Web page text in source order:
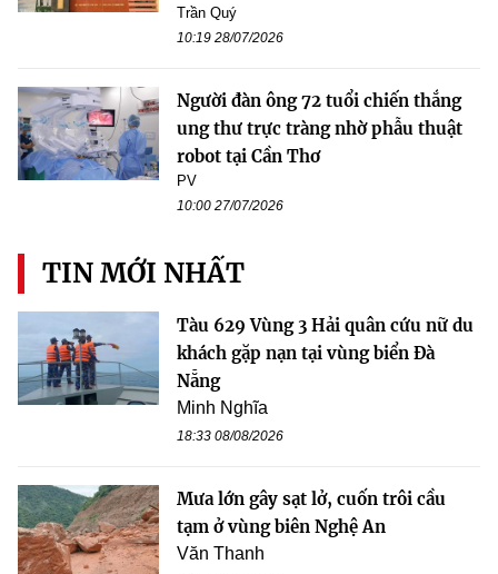
Trần Quý
10:19 28/07/2026
Người đàn ông 72 tuổi chiến thắng
ung thư trực tràng nhờ phẫu thuật
robot tại Cần Thơ
PV
10:00 27/07/2026
TIN MỚI NHẤT
Tàu 629 Vùng 3 Hải quân cứu nữ du
khách gặp nạn tại vùng biển Đà
Nẵng
Minh Nghĩa
18:33 08/08/2026
Mưa lớn gây sạt lở, cuốn trôi cầu
tạm ở vùng biên Nghệ An
Văn Thanh